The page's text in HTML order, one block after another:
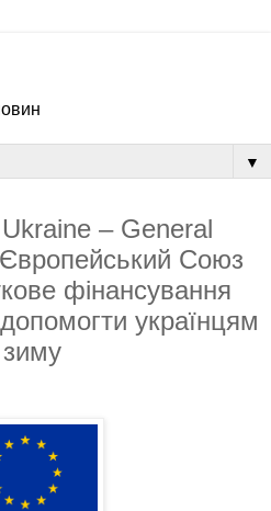
▼
– General
Союз
фінансування
українцям